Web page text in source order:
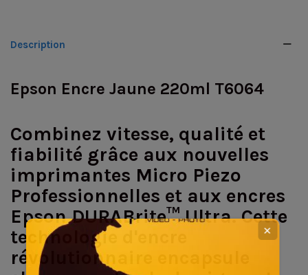
Description
Epson Encre Jaune 220ml T6064
Combinez vitesse, qualité et
fiabilité grâce aux nouvelles
imprimantes Micro Piezo
Professionnelles et aux encres
Epson DURABrite™ Ultra. Cette
technologie d'encre
révolutionnaire encapsule
✕